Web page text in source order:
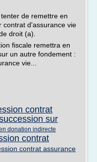
de remettre en
d'assurance vie
droit (a).
fiscale remettra en
un autre fondement :
vie...
contrat
sur
donation indirecte
contrat
contrat assurance